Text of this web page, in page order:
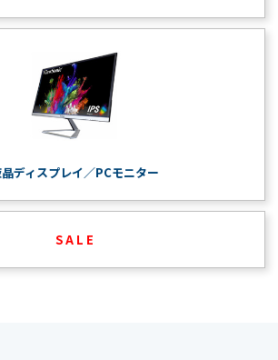
ディスプレイ／PCモニター
S A L E